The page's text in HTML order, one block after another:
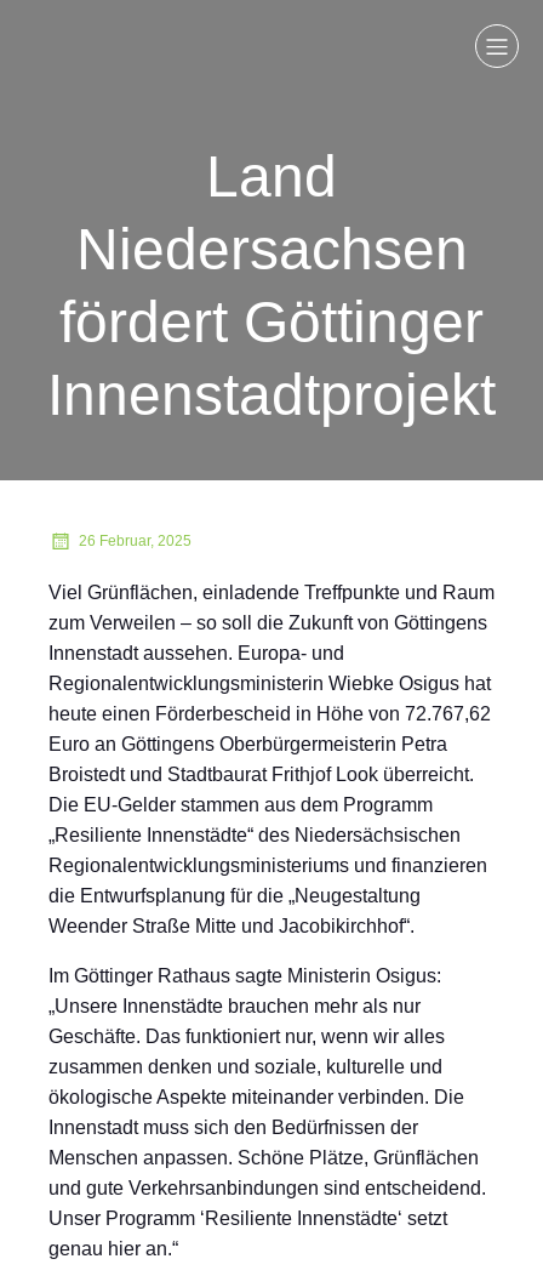
Land
Niedersachsen
fördert Göttinger
Innenstadtprojekt
26 Februar, 2025
Viel Grünflächen, einladende Treffpunkte und Raum
zum Verweilen – so soll die Zukunft von Göttingens
Innenstadt aussehen. Europa- und
Regionalentwicklungsministerin Wiebke Osigus hat
heute einen Förderbescheid in Höhe von 72.767,62
Euro an Göttingens Oberbürgermeisterin Petra
Broistedt und Stadtbaurat Frithjof Look überreicht.
Die EU-Gelder stammen aus dem Programm
„Resiliente Innenstädte“ des Niedersächsischen
Regionalentwicklungsministeriums und finanzieren
die Entwurfsplanung für die „Neugestaltung
Weender Straße Mitte und Jacobikirchhof“.
Im Göttinger Rathaus sagte Ministerin Osigus:
„Unsere Innenstädte brauchen mehr als nur
Geschäfte. Das funktioniert nur, wenn wir alles
zusammen denken und soziale, kulturelle und
ökologische Aspekte miteinander verbinden. Die
Innenstadt muss sich den Bedürfnissen der
Menschen anpassen. Schöne Plätze, Grünflächen
und gute Verkehrsanbindungen sind entscheidend.
Unser Programm ‘Resiliente Innenstädte‘ setzt
genau hier an.“